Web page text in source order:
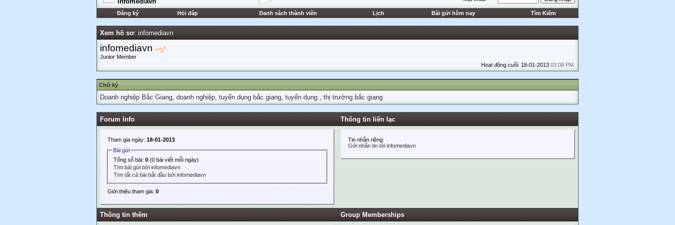
Đăng ký Hỏi đáp Danh sách thành viên Lịch Bài gửi hôm nay Tìm Kiếm
Xem hồ sơ: infomediavn
infomediavn
Junior Member
Hoạt động cuối: 18-01-2013 03:08 PM
Chữ ký
Doanh nghiệp Bắc Giang, doanh nghiệp, tuyển dụng bắc giang, tuyển dụng , thị trường bắc giang
Forum Info Thông tin liên lạc
Tham gia ngày: 18-01-2013
Bài gửi
Tổng số bài:0 (0 bài viết mỗi ngày)
Tìm bài gửi bởi infomediavn
Tìm tất cả bài bắt đầu bởi infomediavn
Giới thiệu tham gia: 0
Tin nhắn riêng:
Gởi nhắn tin tới infomediavn
Thông tin thêm Group Memberships